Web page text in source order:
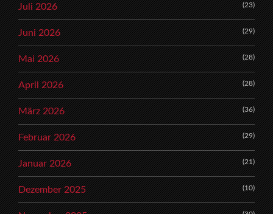
Juli 2026 (23)
Juni 2026 (29)
Mai 2026 (28)
April 2026 (28)
März 2026 (36)
Februar 2026 (29)
Januar 2026 (21)
Dezember 2025 (10)